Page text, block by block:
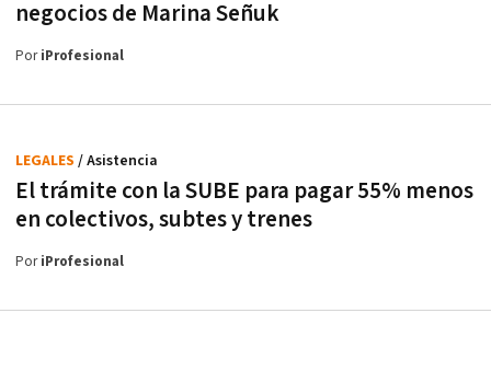
negocios de Marina Señuk
PoriProfesional
El trámite con la SUBE para pagar 55% menos
en colectivos, subtes y trenes
LEGALES / Asistencia
PoriProfesional